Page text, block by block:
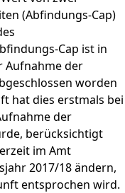
(Abfindungs-Cap)
Cap ist in
Aufnahme der
worden
hat dies erstmals bei
der
berücksichtigt
im Amt
2017/18 ändern,
entsprochen wird.